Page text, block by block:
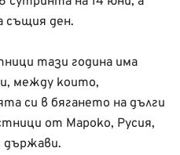
същия ден.
тази година има
между които,
си в бягането на дълги
от Мароко, Русия,
държави.